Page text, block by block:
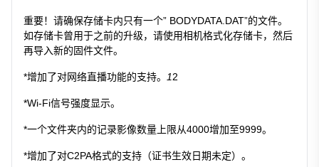
重要！请确保存储卡内只有一个” BODYDATA.DAT”的文件。
如存储卡曾用于之前的升级，请使用相机格式化存储卡，然后
再导入新的固件文件。
*增加了对网络直播功能的支持。 12
*Wi-Fi信号强度显示。
*一个文件夹内的记录影像数量上限从4000增加至9999。
*增加了对C2PA格式的支持（证书生效日期未定）。